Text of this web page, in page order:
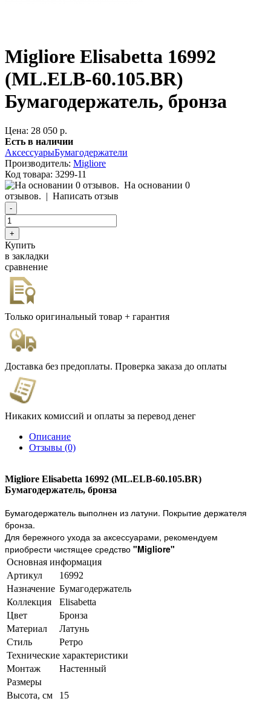
Migliore Elisabetta 16992
(ML.ELB-60.105.BR)
Бумагодержатель, бронза
Цена: 28 050 р.
Есть в наличии
АксессуарыБумагодержатели
Производитель: Migliore
Код товара: 3299-11
На основании 0
отзывов. | Написать отзыв
Купить
в закладки
сравнение
Только оригинальный товар + гарантия
Доставка без предоплаты. Проверка заказа до оплаты
Никаких комиссий и оплаты за перевод денег
Описание
Отзывы (0)
Migliore Elisabetta 16992 (ML.ELB-60.105.BR)
Бумагодержатель, бронза
Бумагодержатель выполнен из латуни. Покрытие держателя
бронза.
Для бережного ухода за аксессуарами, рекомендуем
приобрести чистящее средство "Migliore"
Основная информация
Артикул
16992
Назначение Бумагодержатель
Коллекция
Elisabetta
Цвет
Бронза
Материал
Латунь
Стиль
Ретро
Технические характеристики
Монтаж
Настенный
Размеры
Высота, см
15